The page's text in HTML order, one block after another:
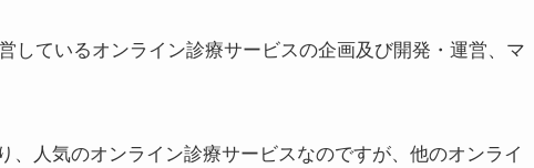
しているオンライン診療サービスの企画及び開発・運営、マ
人気のオンライン診療サービスなのですが、他のオンライ